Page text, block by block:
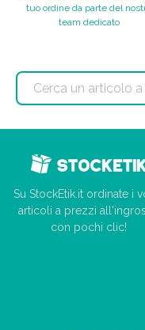
tuo ordine da parte del
team dedicato
Su StockEtik.it ordinate i
articoli a prezzi
con pochi clic!